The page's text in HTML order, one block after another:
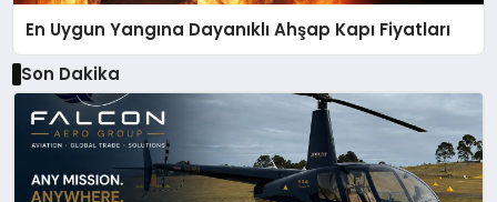
En Uygun Yangına Dayanıklı Ahşap Kapı Fiyatları
Son Dakika